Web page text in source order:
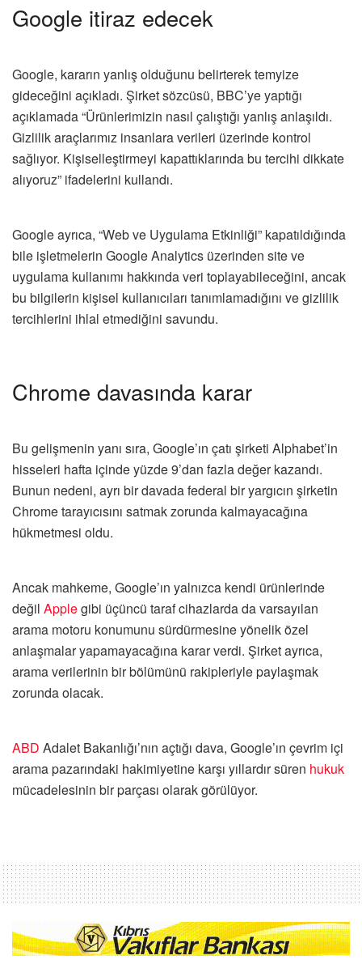
Google itiraz edecek
Google, kararın yanlış olduğunu belirterek temyize
gideceğini açıkladı. Şirket sözcüsü, BBC’ye yaptığı
açıklamada “Ürünlerimizin nasıl çalıştığı yanlış anlaşıldı.
Gizlilik araçlarımız insanlara verileri üzerinde kontrol
sağlıyor. Kişiselleştirmeyi kapattıklarında bu tercihi dikkate
alıyoruz” ifadelerini kullandı.
Google ayrıca, “Web ve Uygulama Etkinliği” kapatıldığında
bile işletmelerin Google Analytics üzerinden site ve
uygulama kullanımı hakkında veri toplayabileceğini, ancak
bu bilgilerin kişisel kullanıcıları tanımlamadığını ve gizlilik
tercihlerini ihlal etmediğini savundu.
Chrome davasında karar
Bu gelişmenin yanı sıra, Google’ın çatı şirketi Alphabet’in
hisseleri hafta içinde yüzde 9’dan fazla değer kazandı.
Bunun nedeni, ayrı bir davada federal bir yargıcın şirketin
Chrome tarayıcısını satmak zorunda kalmayacağına
hükmetmesi oldu.
Ancak mahkeme, Google’ın yalnızca kendi ürünlerinde
değil Applegibi üçüncü taraf cihazlarda da varsayılan
arama motoru konumunu sürdürmesine yönelik özel
anlaşmalar yapamayacağına karar verdi. Şirket ayrıca,
arama verilerinin bir bölümünü rakipleriyle paylaşmak
zorunda olacak.
ABD Adalet Bakanlığı’nın açtığı dava, Google’ın çevrim içi
arama pazarındaki hakimiyetine karşı yıllardır süren hukuk
mücadelesinin bir parçası olarak görülüyor.